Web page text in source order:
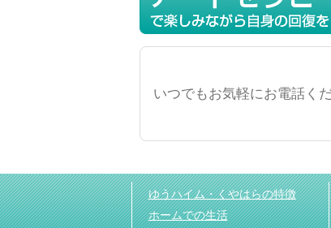
いつでもお気軽にお電話く
ゆうハイム・くやはらの特徴
ホームでの生活